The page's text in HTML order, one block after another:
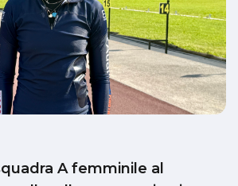
A femminile al